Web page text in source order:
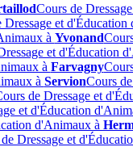
Cours de
Dressage et d'Éducation
à Yvonand
et d'Éducation
à Farvagny
à ServionCours
de Dressage et
et d'Éducation
d'Animaux à
Dressage et